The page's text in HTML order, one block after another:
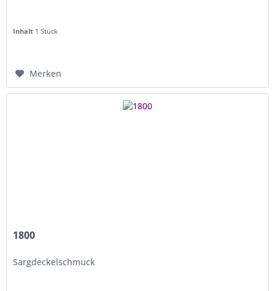
Inhalt 1 Stück
Merken
1800
Sargdeckelschmuck